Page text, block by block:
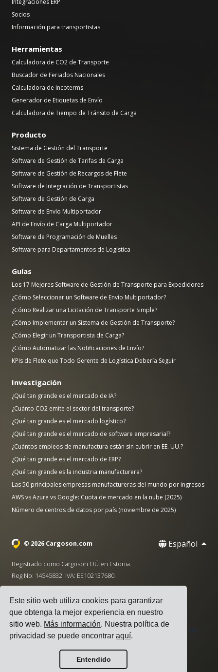
Este sitio web utiliza cookies para garantizar
que obtenga la mejor experiencia en nuestro
sitio web. Más información. Nuestra política de
privacidad se puede encontraraquí.
Entendido
Integraciones ERP
Socios
Información para transportistas
Herramientas
Calculadora de CO2 de Transporte
Buscador de Feriados Nacionales
Calculadora de Incoterms
Generador de Etiquetas de Envío
Calculadora de Tiempo de Tránsito de Carga
Producto
Sistema de Gestión del Transporte
Software de Gestión de Tarifas de Carga
Software de Gestión de Recargos de Flete
Software de Integración de Transportistas
Software de Gestión de Carga
Software de Envío Multiportador
API de Envío de Carga Multiportador
Software de Programación de Muelles
Software para Departamentos de Logística
Guías
Los 17 Mejores Software de Gestión de Transporte para Expedidores
¿Cómo Seleccionar un Software de Envío Multiportador?
¿Cómo Realizar una Licitación de Transporte Simple?
¿Cómo Implementar un Sistema de Gestión de Transporte?
¿Cómo Elegir un Transportista de Carga?
¿Cómo Automatizar las Notificaciones de Envío?
KPIs de Flete que Todo Gerente de Logística Debería Seguir
Investigación
¿Qué tan grande es el mercado de IA?
¿Cuánto CO2 emite el sector del transporte?
¿Qué tan grande es el mercado logístico?
¿Qué tan grande es el mercado de software empresarial?
¿Cuántos empleos de manufactura están sin cubrir en EE. UU.?
¿Qué tan grande es el mercado de ERP?
¿Qué tan grande es la industria manufacturera?
Las 50 principales empresas manufactureras del mundo por ingresos
AWS vs Azure vs Google: Cuota de mercado en la nube (2025)
Número de centros de datos por país (noviembre de 2025)
© 2026 Cargoson.com Español
Registrado como Cargoson OÜ en Estonia.
Reg No: 14545832. IVA: EE102137680.
· hello@cargoson.com
Términos de Servicio|Política de Privacidad
Política de